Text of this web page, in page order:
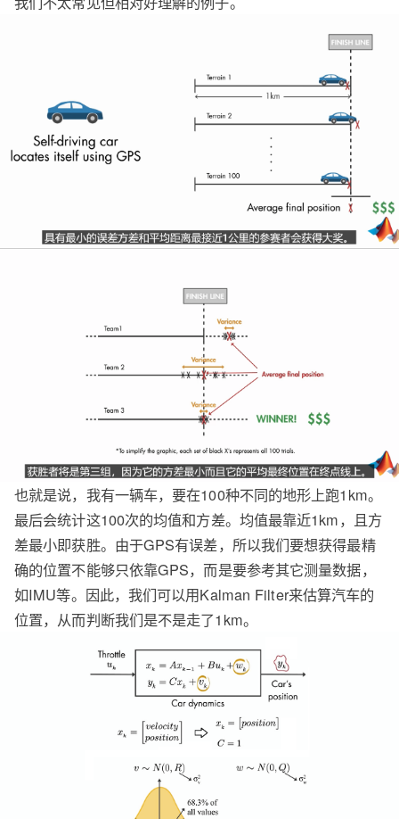
也就是说，我有一辆车，要在100种不同的地形上跑1km。
最后会统计这100次的均值和方差。均值最靠近1km，且方
差最小即获胜。由于GPS有误差，所以我们要想获得最精
确的位置不能够只依靠GPS，而是要参考其它测量数据，
如IMU等。因此，我们可以用Kalman Filter来估算汽车的
位置，从而判断我们是不是走了1km。